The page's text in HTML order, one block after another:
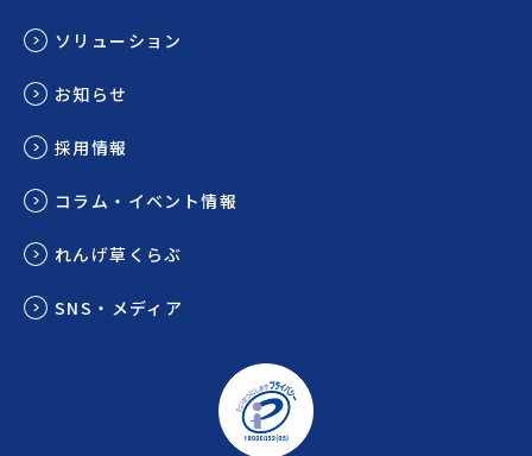
ソリューション
お知らせ
採用情報
コラム・イベント情報
れんげ草くらぶ
SNS・メディア